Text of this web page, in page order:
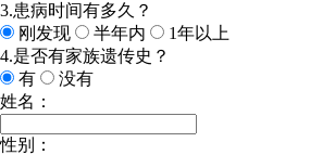
3.患病时间有多久？
刚发现
半年内
1年以上
4.是否有家族遗传史？
有
没有
姓名：
性别：